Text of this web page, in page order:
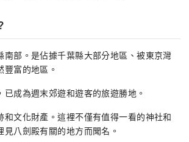
南部。是佔據千葉縣大部分地區、被東京灣
富的地區。
成為週末郊遊和遊客的旅遊勝地。
和文化財產。這裡不僅有值得一看的神社和
八劍殿有關的地方而聞名。